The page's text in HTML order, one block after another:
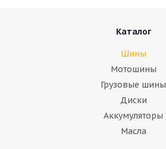
Каталог
Шины
Мотошины
Грузовые шины
Диски
Аккумуляторы
Масла